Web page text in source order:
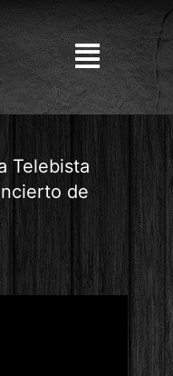
Telebista
de